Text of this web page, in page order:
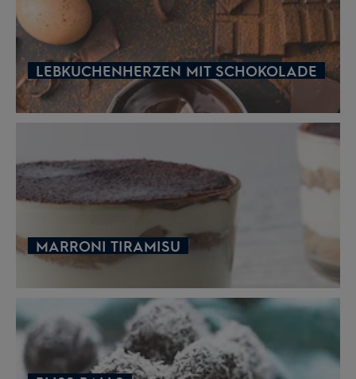
LEBKUCHENHERZEN MIT SCHOKOLADE
MARRONI TIRAMISU